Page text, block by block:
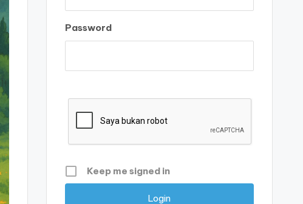
Password
Keep me signed in